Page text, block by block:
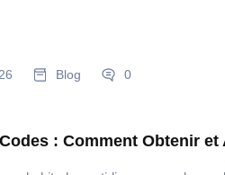
Blog 0
: Comment Obtenir